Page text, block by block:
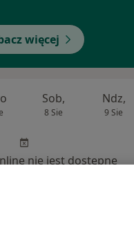
więcej
Sob,
8 Sie
Ndz,
9 Sie
nie jest dostępne